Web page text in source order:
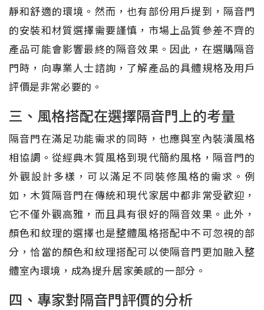
靜和舒適的環境。然而，也有部份用戶提到，隔音門
的安裝和材質選擇需要謹慎，市場上品質參差不齊的
產品可能會影響最終的隔音效果。因此，在選購隔音
門時，向專業人士諮詢，了解產品的具體規格及用戶
評價是非常必要的。
三、風格搭配在選擇隔音門上的考量
隔音門在滿足功能需求的同時，也應與室內裝潢風格
相協調。從經典木質風格到現代簡約風格，隔音門的
外觀設計多樣，可以滿足不同裝修風格的需求。例
如，木質隔音門在傳統和現代家居中都非常受歡迎，
它不僅外觀高雅，而且具有很好的隔音效果。此外，
顏色和紋理的選擇也是整體風格搭配中不可忽視的部
分，恰當的顏色和紋理搭配可以使隔音門更加融入整
體室內環境，成為提升居家美感的一部分。
四、專家對隔音門評價的分析